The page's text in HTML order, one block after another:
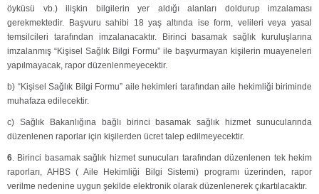
öyküsü vb.) ilişkin bilgilerin yer aldığı alanları doldurup imzalaması
gerekmektedir. Başvuru sahibi 18 yaş altında ise form, velileri veya yasal
temsilcileri tarafından imzalanacaktır. Birinci basamak sağlık kuruluşlarına
imzalanmış “Kişisel Sağlık Bilgi Formu” ile başvurmayan kişilerin muayeneleri
yapılmayacak, rapor düzenlenmeyecektir.
b) “Kişisel Sağlık Bilgi Formu” aile hekimleri tarafından aile hekimliği biriminde
muhafaza edilecektir.
c) Sağlık Bakanlığına bağlı birinci basamak sağlık hizmet sunucularında
düzenlenen raporlar için kişilerden ücret talep edilmeyecektir.
6. Birinci basamak sağlık hizmet sunucuları tarafından düzenlenen tek hekim
raporları, AHBS ( Aile Hekimliği Bilgi Sistemi) programı üzerinden, rapor
verilme nedenine uygun şekilde elektronik olarak düzenlenerek çıkartılacaktır.